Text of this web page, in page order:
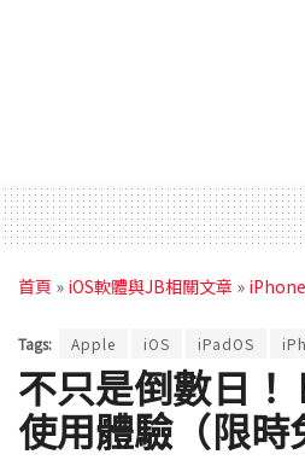
首頁 » iOS軟體與JB相關文章 »
Tags: Apple iOS iPadOS
不只是倒數日！
使用體驗（限時